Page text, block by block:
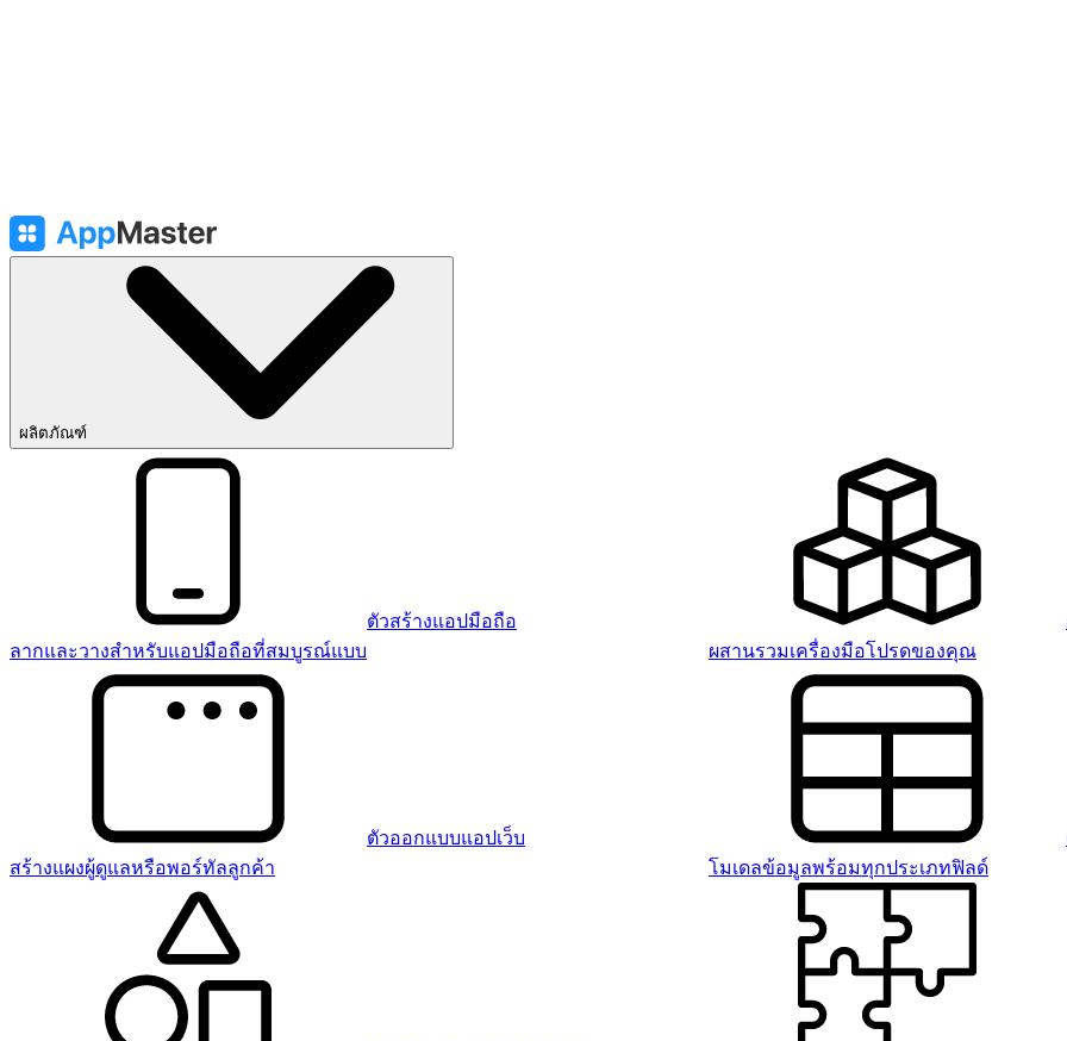
ผลิตภัณฑ์
ตัวสร้างแอปมือถือ
ลากและวางสำหรับแอปมือถือที่สมบูรณ์แบบ
ผสานรวมเครื่องมือโปรดของคุณ
ตัวออกแบบแอปเว็บ
สร้างแผงผู้ดูแลหรือพอร์ทัลลูกค้า
โมเดลข้อมูลพร้อมทุกประเภทฟิลด์